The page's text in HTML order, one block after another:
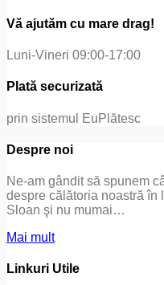
Vă ajutăm cu mare drag!
Luni-Vineri 09:00-17:00
Plată securizată
prin sistemul EuPlătesc
Despre noi
Ne-am gândit să spunem
despre călătoria noastră în
Sloan şi nu mumai…
Mai mult
Linkuri Utile